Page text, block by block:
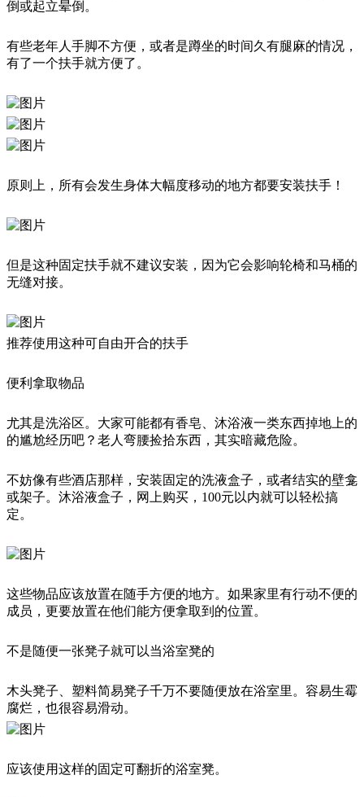
倒或起立晕倒。
有些老年人手脚不方便，或者是蹲坐的时间久有腿麻的情况，
有了一个扶手就方便了。
原则上，所有会发生身体大幅度移动的地方都要安装扶手！
但是这种固定扶手就不建议安装，因为它会影响轮椅和马桶的
无缝对接。
推荐使用这种可自由开合的扶手
便利拿取物品
尤其是洗浴区。大家可能都有香皂、沐浴液一类东西掉地上的
的尴尬经历吧？老人弯腰捡拾东西，其实暗藏危险。
不妨像有些酒店那样，安装固定的洗液盒子，或者结实的壁龛
或架子。沐浴液盒子，网上购买，100元以内就可以轻松搞
定。
这些物品应该放置在随手方便的地方。如果家里有行动不便的
成员，更要放置在他们能方便拿取到的位置。
不是随便一张凳子就可以当浴室凳的
木头凳子、塑料简易凳子千万不要随便放在浴室里。容易生霉
腐烂，也很容易滑动。
应该使用这样的固定可翻折的浴室凳。